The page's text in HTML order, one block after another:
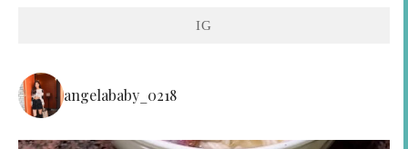
IG
angelababy_0218